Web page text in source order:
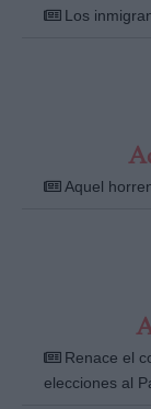
Los
Aquel
Renace el
elecciones al
Información